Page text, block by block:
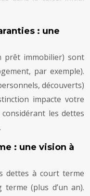
: une
prêt immobilier) sont
par exemple).
découverts)
impacte votre
considérant les dettes
: une vision à
dettes à court terme
terme (plus d’un an).